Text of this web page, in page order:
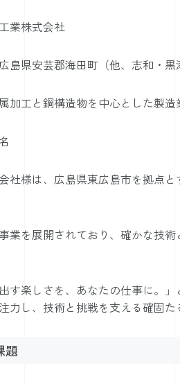
業株式会社
島県安芸郡海田町（他、志和・黒
加工と鋼構造物を中心とした製造
社様は、広島県東広島市を拠点
業を展開されており、確かな技
す楽しさを、あなたの仕事に。
力し、技術と挑戦を支える確固た
題